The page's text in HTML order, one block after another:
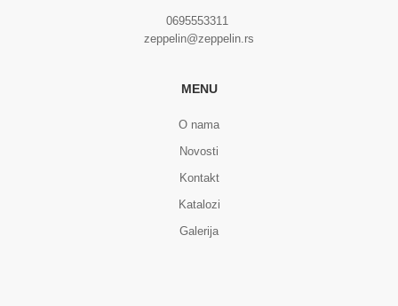
0695553311
zeppelin@zeppelin.rs
MENU
O nama
Novosti
Kontakt
Katalozi
Galerija